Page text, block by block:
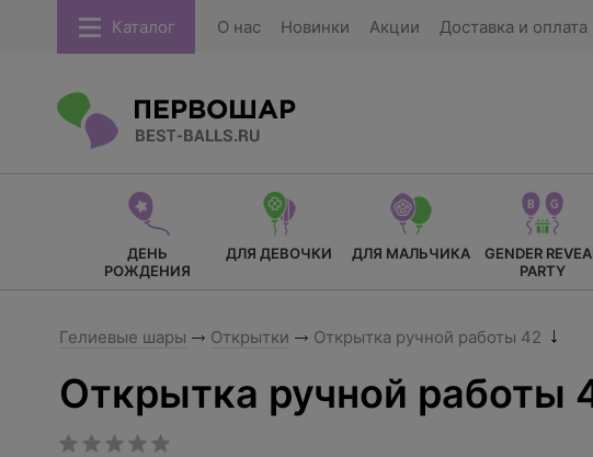
Каталог О нас Новинки Акции Доставка и оплата
ДЕНЬ
РОЖДЕНИЯ
ДЛЯ ДЕВОЧКИ ДЛЯ МАЛЬЧИКА
GENDER
PARTY
Гелиевые шары Открытки Открытка ручной работы 42
Открытка ручной работы